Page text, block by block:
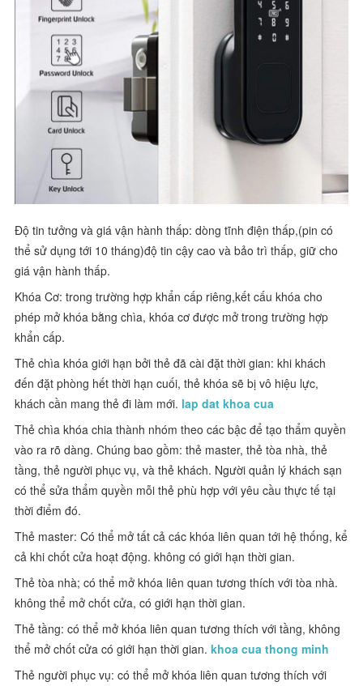
Độ tin tưởng và giá vận hành thấp: dòng tĩnh điện thấp,(pin có
thể sử dụng tới 10 tháng)độ tin cậy cao và bảo trì thấp, giữ cho
giá vận hành thấp.
Khóa Cơ: trong trường hợp khẩn cấp riêng,kết cấu khóa cho
phép mở khóa bằng chìa, khóa cơ được mở trong trường hợp
khẩn cấp.
Thẻ chìa khóa giới hạn bởi thẻ đã cài đặt thời gian: khi khách
đến đặt phòng hết thời hạn cuối, thẻ khóa sẽ bị vô hiệu lực,
khách cần mang thẻ đi làm mới. lap dat khoa cua
Thẻ chìa khóa chia thành nhóm theo các bậc để tạo thẩm quyền
vào ra rõ dàng. Chúng bao gồm: thẻ master, thẻ tòa nhà, thẻ
tầng, thẻ người phục vụ, và thẻ khách. Người quản lý khách sạn
có thể sửa thẩm quyền mỗi thẻ phù hợp với yêu cầu thực tế tại
thời điểm đó.
Thẻ master: Có thể mở tất cả các khóa liên quan tới hệ thống, kể
cả khi chốt cửa hoạt động. không có giới hạn thời gian.
Thẻ tòa nhà; có thể mở khóa liên quan tương thích với tòa nhà.
không thể mở chốt cửa, có giới hạn thời gian.
Thẻ tầng: có thể mở khóa liên quan tương thích với tầng, không
thể mở chốt cửa có giới hạn thời gian.khoa cua thong minh
Thẻ người phục vụ: có thể mở khóa liên quan tương thích với